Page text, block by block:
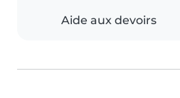
Aide aux devoirs